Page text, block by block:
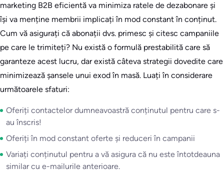
marketing B2B eficientă va minimiza ratele de dezabonare și
își va menține membrii implicați în mod constant în conținut.
Cum vă asigurați că abonații dvs. primesc și citesc campaniile
pe care le trimiteți? Nu există o formulă prestabilită care să
garanteze acest lucru, dar există câteva strategii dovedite care
minimizează șansele unui exod în masă. Luați în considerare
următoarele sfaturi:
Oferiți contactelor dumneavoastră conținutul pentru care s-
au înscris!
Oferiți în mod constant oferte și reduceri în campanii
Variați conținutul pentru a vă asigura că nu este întotdeauna
similar cu e-mailurile anterioare.